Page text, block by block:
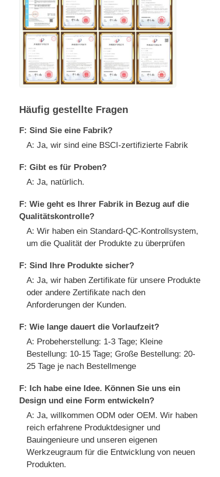
Häufig gestellte Fragen
F: Sind Sie eine Fabrik?
A: Ja, wir sind eine BSCI-zertifizierte Fabrik
F: Gibt es für Proben?
A: Ja, natürlich.
F: Wie geht es Ihrer Fabrik in Bezug auf die
Qualitätskontrolle?
A: Wir haben ein Standard-QC-Kontrollsystem,
um die Qualität der Produkte zu überprüfen
F: Sind Ihre Produkte sicher?
A: Ja, wir haben Zertifikate für unsere Produkte
oder andere Zertifikate nach den
Anforderungen der Kunden.
F: Wie lange dauert die Vorlaufzeit?
A: Probeherstellung: 1-3 Tage; Kleine
Bestellung: 10-15 Tage; Große Bestellung: 20-
25 Tage je nach Bestellmenge
F: Ich habe eine Idee. Können Sie uns ein
Design und eine Form entwickeln?
A: Ja, willkommen ODM oder OEM. Wir haben
reich erfahrene Produktdesigner und
Bauingenieure und unseren eigenen
Werkzeugraum für die Entwicklung von neuen
Produkten.